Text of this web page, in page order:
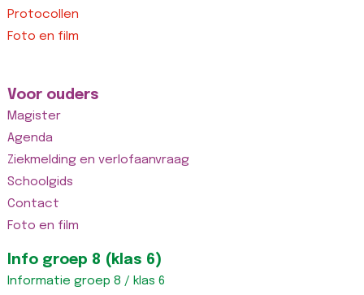
Protocollen
Foto en film
Voor ouders
Magister
Agenda
Ziekmelding en verlofaanvraag
Schoolgids
Contact
Foto en film
Info groep 8 (klas 6)
Informatie groep 8 / klas 6